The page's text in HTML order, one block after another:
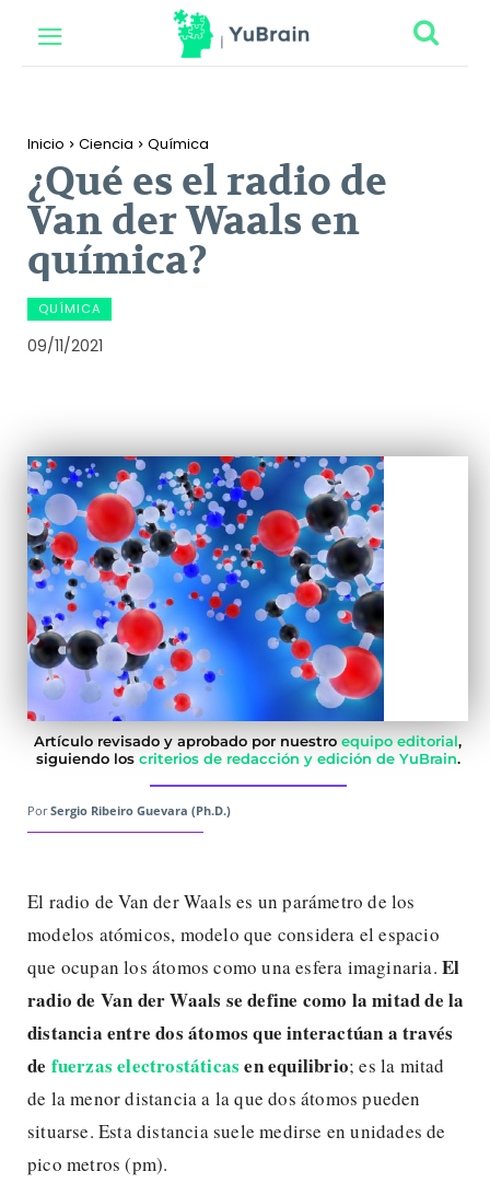
Inicio Ciencia Química
¿Qué es el radio de
Van der Waals en
química?
QUÍMICA
09/11/2021
Artículo revisado y aprobado por nuestro equipo editorial,
siguiendo los criterios de redacción y edición de YuBrain.
Por Sergio Ribeiro Guevara (Ph.D.)
El radio de Van der Waals es un parámetro de los
modelos atómicos, modelo que considera el espacio
que ocupan los átomos como una esfera imaginaria.El
radio de Van der Waals se define como la mitad de la
distancia entre dos átomos que interactúan a través
de fuerzas electrostáticas en equilibrio; es la mitad
de la menor distancia a la que dos átomos pueden
situarse. Esta distancia suele medirse en unidades de
pico metros (pm).